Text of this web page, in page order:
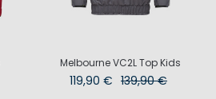
Melbourne VC2L Top Kids
119,90 € 139,90 €